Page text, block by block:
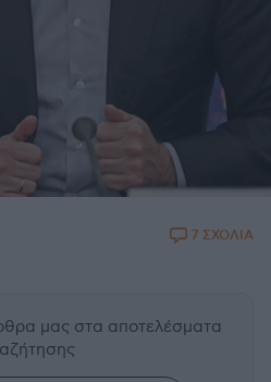
7 ΣΧΟΛΙΑ
μας στα αποτελέσματα